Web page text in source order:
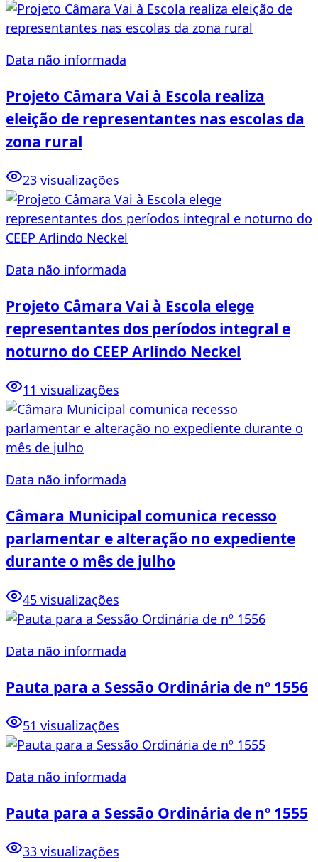
Data não informada
Projeto Câmara Vai à Escola realiza
eleição de representantes nas escolas da
zona rural
23 visualizações
Data não informada
Projeto Câmara Vai à Escola elege
representantes dos períodos integral e
noturno do CEEP Arlindo Neckel
11 visualizações
Data não informada
Câmara Municipal comunica recesso
parlamentar e alteração no expediente
durante o mês de julho
45 visualizações
Data não informada
Pauta para a Sessão Ordinária de nº 1556
51 visualizações
Data não informada
Pauta para a Sessão Ordinária de nº 1555
33 visualizações